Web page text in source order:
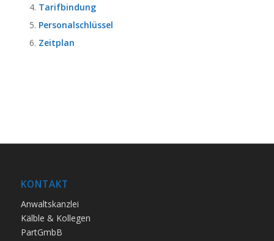
Tarifbindung
Personalschlüssel
Zeitplan
KONTAKT
Anwaltskanzlei
Kälble & Kollegen
PartGmbB